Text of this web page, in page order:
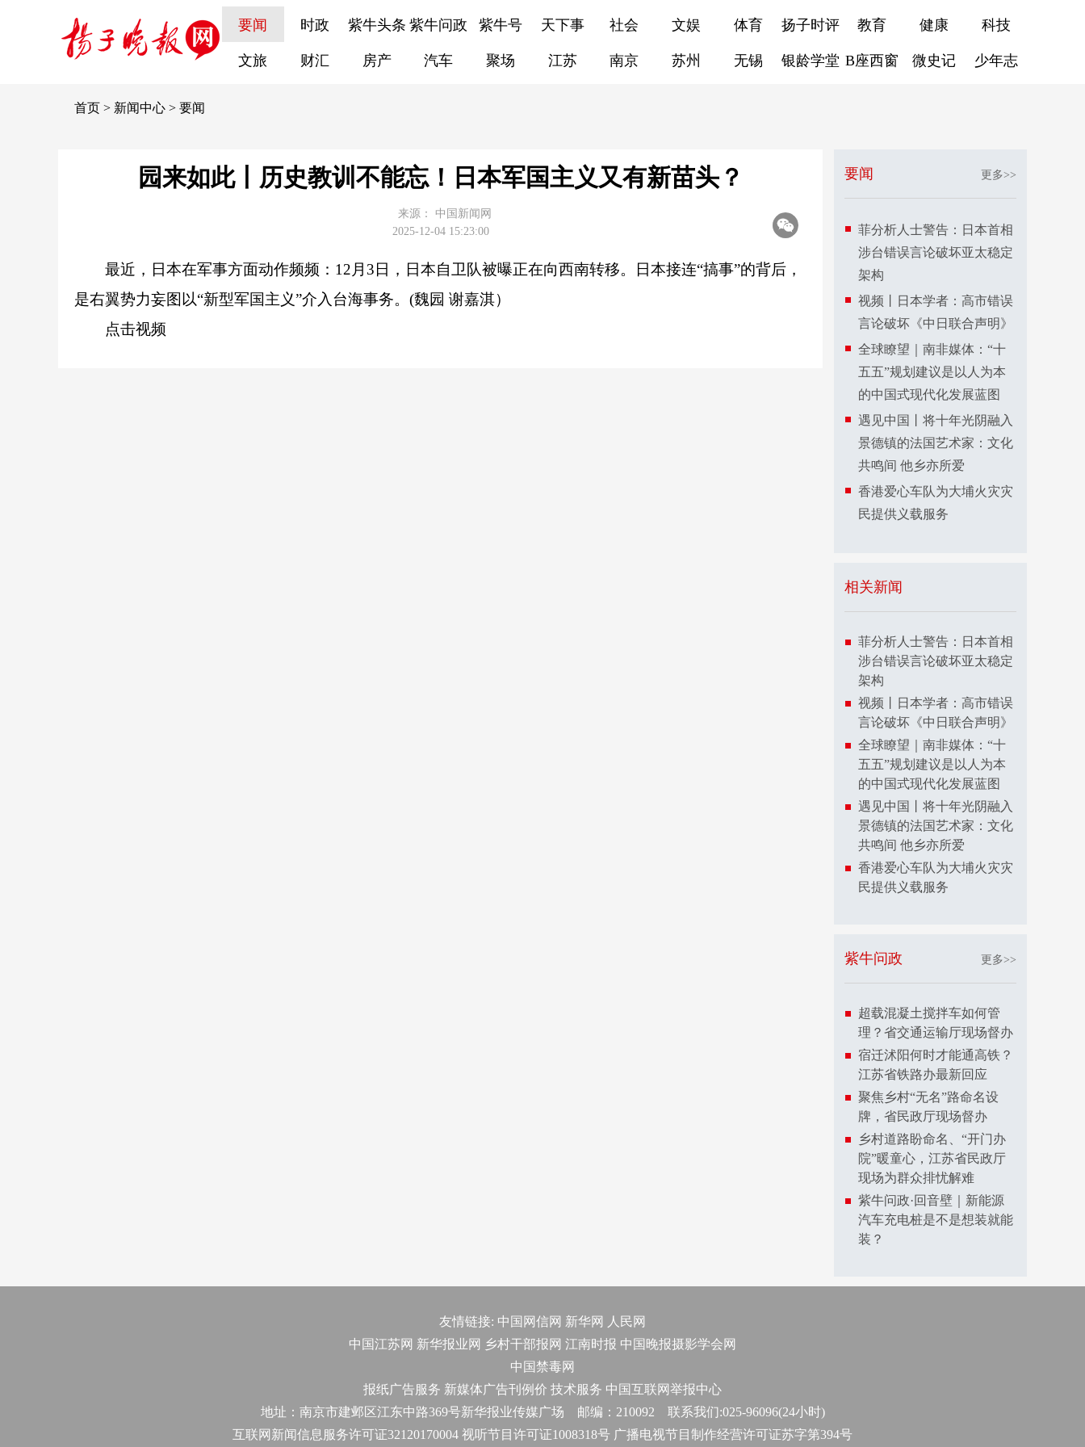
要闻 时政 紫牛头条 紫牛问政 紫牛号 天下事 社会 文娱 体育 扬子时评 教育 健康 科技
文旅 财汇 房产 汽车 聚场 江苏 南京 苏州 无锡 银龄学堂 B座西窗 微史记 少年志
首页 > 新闻中心 > 要闻
园来如此丨历史教训不能忘！日本军国主义又有新苗头？
来源：
中国新闻网
2025-12-04 15:23:00
最近，日本在军事方面动作频频：12月3日，日本自卫队被曝正在向西南转移。日本接连“搞事”的背后，
是右翼势力妄图以“新型军国主义”介入台海事务。(魏园 谢嘉淇）
点击视频
要闻 更多>>
菲分析人士警告：日本首相
涉台错误言论破坏亚太稳定
架构
视频丨日本学者：高市错误
言论破坏《中日联合声明》
全球瞭望｜南非媒体：“十
五五”规划建议是以人为本
的中国式现代化发展蓝图
遇见中国丨将十年光阴融入
景德镇的法国艺术家：文化
共鸣间 他乡亦所爱
香港爱心车队为大埔火灾灾
民提供义载服务
相关新闻
菲分析人士警告：日本首相
涉台错误言论破坏亚太稳定
架构
视频丨日本学者：高市错误
言论破坏《中日联合声明》
全球瞭望｜南非媒体：“十
五五”规划建议是以人为本
的中国式现代化发展蓝图
遇见中国丨将十年光阴融入
景德镇的法国艺术家：文化
共鸣间 他乡亦所爱
香港爱心车队为大埔火灾灾
民提供义载服务
紫牛问政 更多>>
超载混凝土搅拌车如何管
理？省交通运输厅现场督办
宿迁沭阳何时才能通高铁？
江苏省铁路办最新回应
聚焦乡村“无名”路命名设
牌，省民政厅现场督办
乡村道路盼命名、“开门办
院”暖童心，江苏省民政厅
现场为群众排忧解难
紫牛问政·回音壁｜新能源
汽车充电桩是不是想装就能
装？
友情链接: 中国网信网 新华网
人民网
中国江苏网 新华报业网 乡村干部报网 江南时报 中国晚报摄影学会网
中国禁毒网
报纸广告服务 新媒体广告刊例价 技术服务 中国互联网举报中心
地址：南京市建邺区江东中路369号新华报业传媒广场 邮编：210092 联系我们:025-96096(24小时)
互联网新闻信息服务许可证32120170004 视听节目许可证1008318号 广播电视节目制作经营许可证苏字第394号